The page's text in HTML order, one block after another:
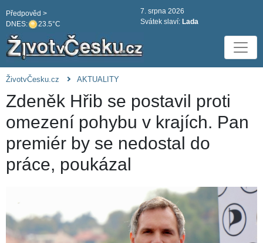
DNES: 23.5°C
Předpověd >
7. srpna 2026
Svátek slaví: Lada
ŽivotvČesku.cz AKTUALITY
Zdeněk Hřib se postavil proti
omezení pohybu v krajích. Pan
premiér by se nedostal do
práce, poukázal